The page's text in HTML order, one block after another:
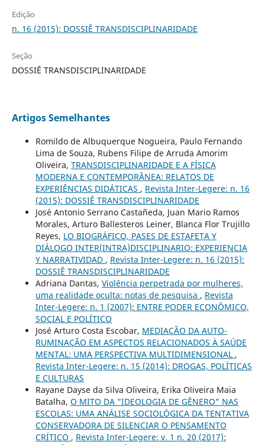
Edição
n. 16 (2015): DOSSIÊ TRANSDISCIPLINARIDADE
Seção
DOSSIÊ TRANSDISCIPLINARIDADE
Artigos Semelhantes
Romildo de Albuquerque Nogueira, Paulo Fernando
Lima de Souza, Rubens Filipe de Arruda Amorim
Oliveira, TRANSDISCIPLINARIDADE E A FÍSICA
MODERNA E CONTEMPORÂNEA: RELATOS DE
EXPERIÊNCIAS DIDÁTICAS , Revista Inter-Legere: n. 16
(2015): DOSSIÊ TRANSDISCIPLINARIDADE
José Antonio Serrano Castañeda, Juan Mario Ramos
Morales, Arturo Ballesteros Leiner, Blanca Flor Trujillo
Reyes, LO BIOGRÁFICO, PASES DE ESTAFETA Y
DIÁLOGO INTER(INTRA)DISCIPLINARIO: EXPERIENCIA
Y NARRATIVIDAD , Revista Inter-Legere: n. 16 (2015):
DOSSIÊ TRANSDISCIPLINARIDADE
Adriana Dantas, Violência perpetrada por mulheres,
uma realidade oculta: notas de pesquisa , Revista
Inter-Legere: n. 1 (2007): ENTRE PODER ECONÔMICO,
SOCIAL E POLÍTICO
José Arturo Costa Escobar, MEDIAÇÃO DA AUTO-
RUMINAÇÃO EM ASPECTOS RELACIONADOS À SAÚDE
MENTAL: UMA PERSPECTIVA MULTIDIMENSIONAL ,
Revista Inter-Legere: n. 15 (2014): DROGAS, POLÍTICAS
E CULTURAS
Rayane Dayse da Silva Oliveira, Erika Oliveira Maia
Batalha, O MITO DA "IDEOLOGIA DE GÊNERO" NAS
ESCOLAS: UMA ANÁLISE SOCIOLÓGICA DA TENTATIVA
CONSERVADORA DE SILENCIAR O PENSAMENTO
CRÍTICO , Revista Inter-Legere: v. 1 n. 20 (2017):